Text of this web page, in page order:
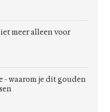
meer alleen voor
- waarom je dit gouden